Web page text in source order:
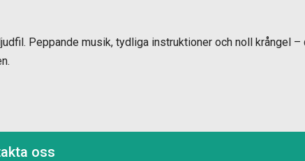
Peppande musik, tydliga instruktioner och noll krångel –
oss